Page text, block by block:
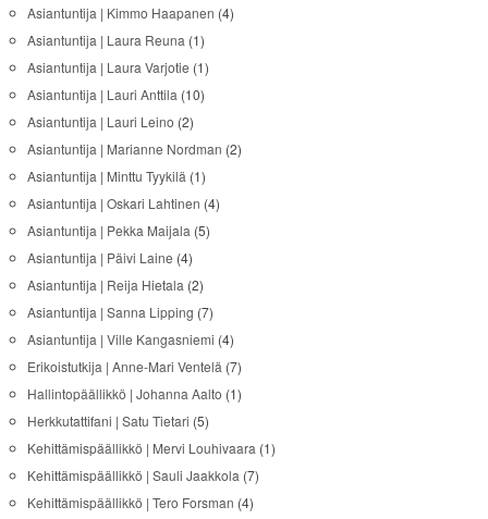
Asiantuntija | Kimmo Haapanen (4)
Asiantuntija | Laura Reuna (1)
Asiantuntija | Laura Varjotie (1)
Asiantuntija | Lauri Anttila (10)
Asiantuntija | Lauri Leino (2)
Asiantuntija | Marianne Nordman (2)
Asiantuntija | Minttu Tyykilä (1)
Asiantuntija | Oskari Lahtinen (4)
Asiantuntija | Pekka Maijala (5)
Asiantuntija | Päivi Laine (4)
Asiantuntija | Reija Hietala (2)
Asiantuntija | Sanna Lipping (7)
Asiantuntija | Ville Kangasniemi (4)
Erikoistutkija | Anne-Mari Ventelä (7)
Hallintopäällikkö | Johanna Aalto (1)
Herkkutattifani | Satu Tietari (5)
Kehittämispäällikkö | Mervi Louhivaara (1)
Kehittämispäällikkö | Sauli Jaakkola (7)
Kehittämispäällikkö | Tero Forsman (4)